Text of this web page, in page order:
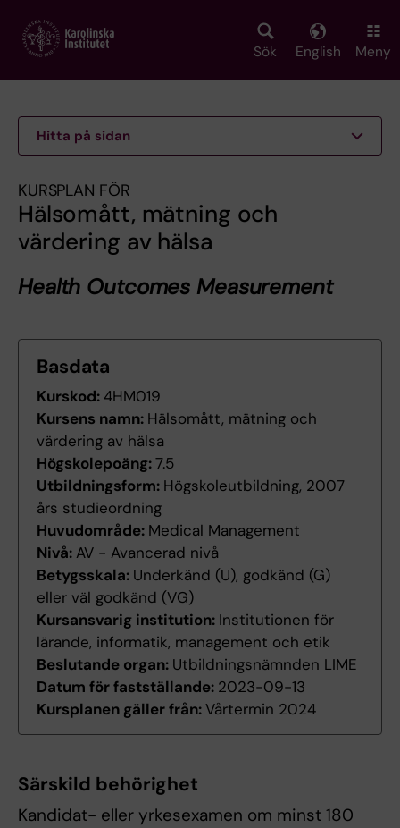
main
Sök English Meny
Hitta på sidan
KURSPLAN FÖR
Hälsomått, mätning och
värdering av hälsa
Health Outcomes Measurement
Basdata
Kurskod:4HM019
Kursens namn: Hälsomått, mätning och
värdering av hälsa
Högskolepoäng:7.5
Utbildningsform: Högskoleutbildning, 2007
års studieordning
Huvudområde: Medical Management
Nivå: AV - Avancerad nivå
Betygsskala: Underkänd (U), godkänd (G)
eller väl godkänd (VG)
Kursansvarig institution: Institutionen för
lärande, informatik, management och etik
Beslutande organ: Utbildningsnämnden LIME
Datum för fastställande: 2023-09-13
Kursplanen gäller från:Vårtermin 2024
Särskild behörighet
Kandidat- eller yrkesexamen om minst 180